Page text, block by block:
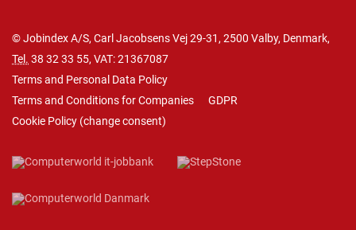
© Jobindex A/S, Carl Jacobsens Vej 29-31, 2500 Valby, Denmark,
Tel. 38 32 33 55, VAT: 21367087
Terms and Personal Data Policy
Terms and Conditions for Companies
GDPR
Cookie Policy (change consent)